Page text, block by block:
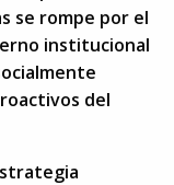
se rompe por el
institucional
del